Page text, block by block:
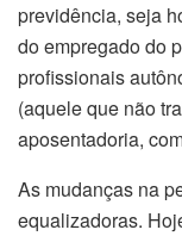
previdência, seja
do empregado do
profissionais
(aquele que não
aposentadoria,
As mudanças na
equalizadoras.